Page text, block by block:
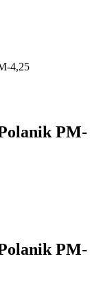
4,25
PM-
PM-